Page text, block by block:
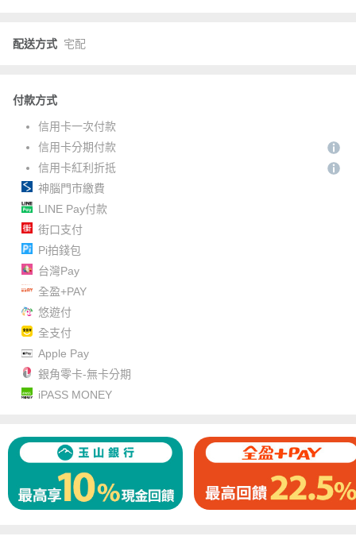
配送方式 宅配
付款方式
信用卡一次付款
信用卡分期付款
信用卡紅利折抵
神腦門市繳費
LINE Pay付款
街口支付
Pi拍錢包
台灣Pay
全盈+PAY
悠遊付
全支付
Apple Pay
銀角零卡-無卡分期
iPASS MONEY